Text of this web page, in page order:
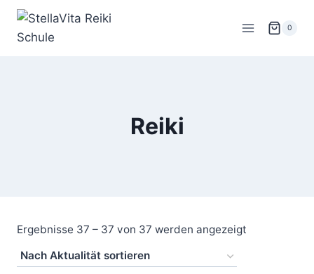
Zum
springen
0
Reiki
Ergebnisse 37 – 37 von 37 werden angezeigt